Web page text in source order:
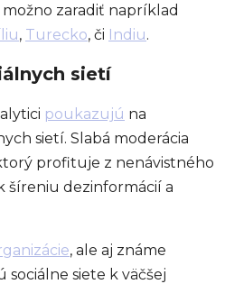
zaradiť napríklad
, Turecko, či Indiu.
sietí
poukazujú na
sietí. Slabá moderácia
profituje z nenávistného
šíreniu dezinformácií a
, ale aj známe
sociálne siete k väčšej